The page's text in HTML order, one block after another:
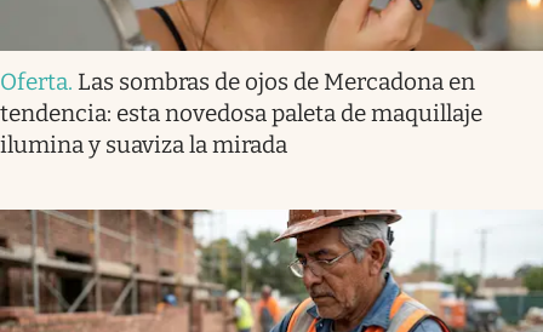
Oferta. Las sombras de ojos de Mercadona en
tendencia: esta novedosa paleta de maquillaje
ilumina y suaviza la mirada